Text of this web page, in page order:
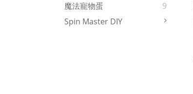
魔法寵物蛋
9
Spin Master DIY